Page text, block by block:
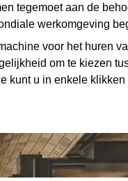
tegemoet aan de
werkomgeving
voor het huren
om te kiezen
kunt u in enkele klikken